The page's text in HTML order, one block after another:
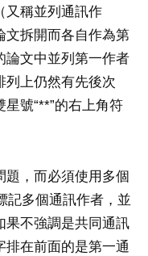
又稱並列通訊作
文拆開而各自作為第
論文中並列第一作者
列上仍然有先後次
號“**”的右上角符
，而必須使用多個
記多個通訊作者，並
果不強調是共同通訊
排在前面的是第一通